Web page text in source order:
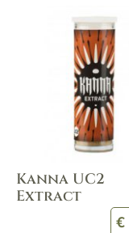
Kanna UC2
Extract
€